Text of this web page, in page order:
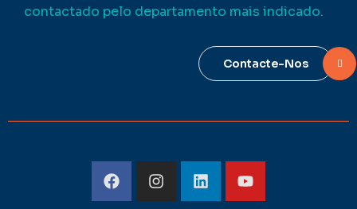
contactado pelo departamento mais indicado.
Contacte-Nos